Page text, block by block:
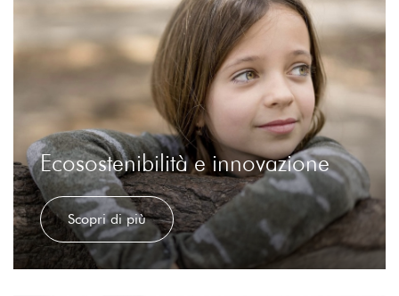
Ecosostenibilità e innovazione
Scopri di più